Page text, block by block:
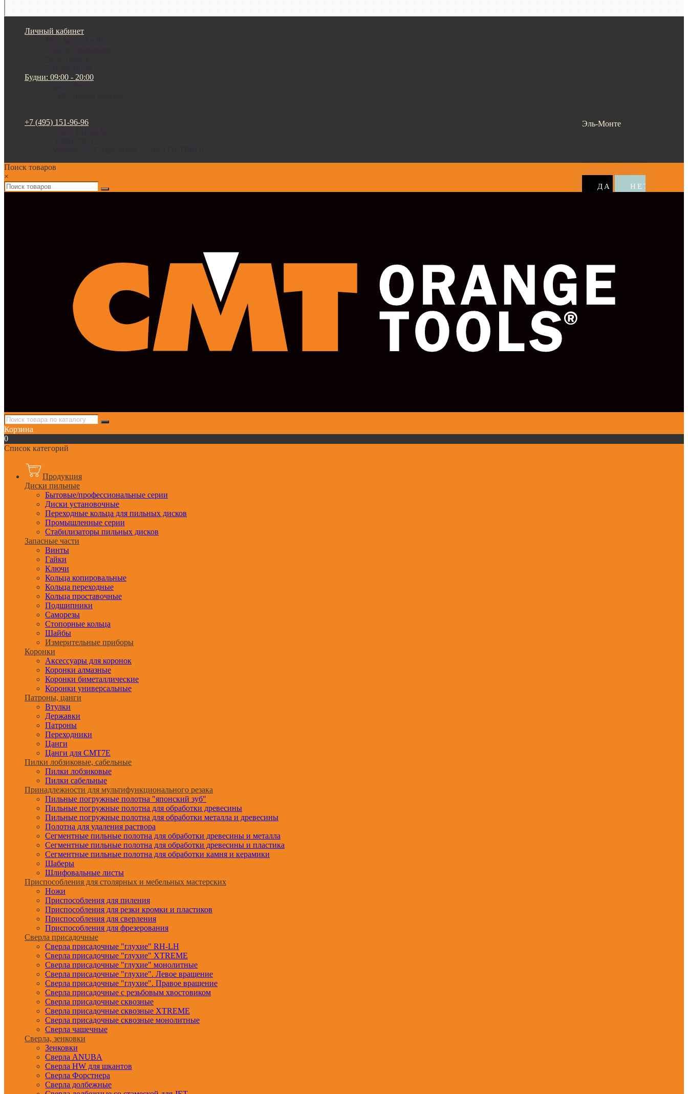
Личный кабинет
Будни: 09:00 - 20:00
Эль-Монте
+7 (495) 151-96-96
Поиск товаров
×
Корзина
0
Список категорий
Продукция
Диски пильные
Бытовые/профессиональные серии
Диски установочные
Переходные кольца для пильных дисков
Промышленные серии
Стабилизаторы пильных дисков
Запасные части
Винты
Гайки
Ключи
Кольца копировальные
Кольца переходные
Кольца проставочные
Подшипники
Саморезы
Стопорные кольца
Шайбы
Измерительные приборы
Коронки
Аксессуары для коронок
Коронки алмазные
Коронки биметаллические
Коронки универсальные
Патроны, цанги
Втулки
Державки
Патроны
Переходники
Цанги
Цанги для CMT7E
Пилки лобзиковые, сабельные
Пилки лобзиковые
Пилки сабельные
Принадлежности для мультифункционального резака
Пильные погружные полотна "японский зуб"
Пильные погружные полотна для обработки древесины
Пильные погружные полотна для обработки металла и древесины
Полотна для удаления раствора
Сегментные пильные полотна для обработки древесины и металла
Сегментные пильные полотна для обработки древесины и пластика
Сегментные пильные полотна для обработки камня и керамики
Шаберы
Шлифовальные листы
Приспособления для столярных и мебельных мастерских
Ножи
Приспособления для пиления
Приспособления для резки кромки и пластиков
Приспособления для сверления
Приспособления для фрезерования
Сверла присадочные
Сверла присадочные "глухие" RH-LH
Сверла присадочные "глухие" XTREME
Сверла присадочные "глухие" монолитные
Сверла присадочные "глухие". Левое вращение
Сверла присадочные "глухие". Правое вращение
Сверла присадочные с резьбовым хвостовиком
Сверла присадочные сквозные
Сверла присадочные сквозные XTREME
Сверла присадочные сквозные монолитные
Сверла чашечные
Сверла, зенковки
Зенковки
Сверла ANUBA
Сверла HW для шкантов
Сверла Форстнера
Сверла долбежные